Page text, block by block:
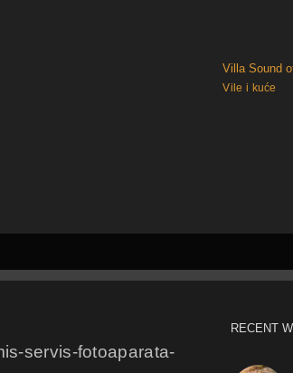
Villa Sound
Vile i kuće
RECENT